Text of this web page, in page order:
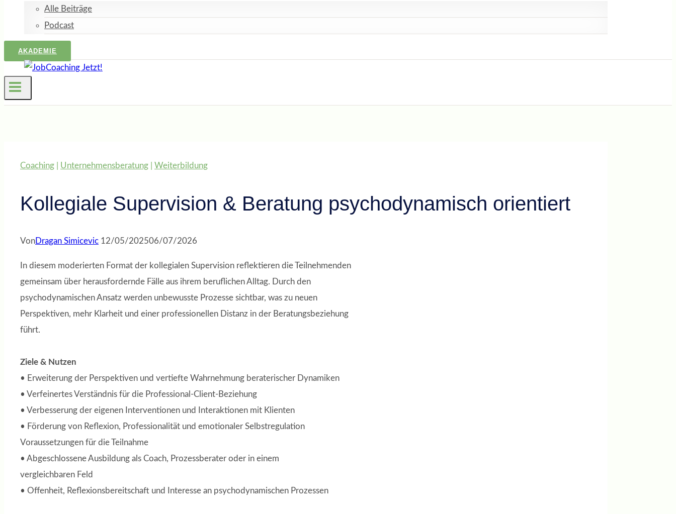
Alle Beiträge
Podcast
AKADEMIE
Coaching Unternehmensberatung Weiterbildung
Kollegiale Supervision & Beratung psychodynamisch orientiert
VonDragan Simicevic 12/05/202506/07/2026
In diesem moderierten Format der kollegialen Supervision reflektieren die Teilnehmenden
gemeinsam über herausfordernde Fälle aus ihrem beruflichen Alltag. Durch den
psychodynamischen Ansatz werden unbewusste Prozesse sichtbar, was zu neuen
Perspektiven, mehr Klarheit und einer professionellen Distanz in der Beratungsbeziehung
führt.
Ziele & Nutzen
• Erweiterung der Perspektiven und vertiefte Wahrnehmung beraterischer Dynamiken
• Verfeinertes Verständnis für die Professional-Client-Beziehung
• Verbesserung der eigenen Interventionen und Interaktionen mit Klienten
• Förderung von Reflexion, Professionalität und emotionaler Selbstregulation
Voraussetzungen für die Teilnahme
• Abgeschlossene Ausbildung als Coach, Prozessberater oder in einem
vergleichbaren Feld
• Offenheit, Reflexionsbereitschaft und Interesse an psychodynamischen Prozessen